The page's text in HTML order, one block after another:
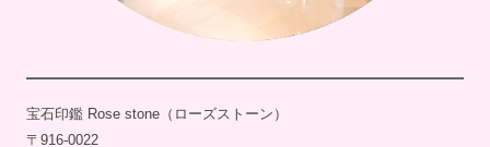
宝石印鑑 Rose stone（ローズストーン）
〒916-0022